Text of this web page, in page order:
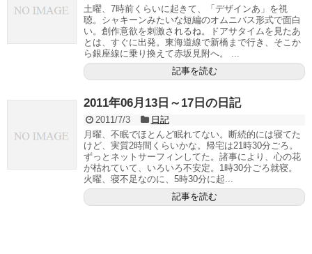
土曜、7時前くらいに起きて、「デザインあ」を視
聴。シャキーンみたいな短編のオムニバス形式で面白
い。創作意欲を刺激されるね。ドアサタイムを見たあ
とは、すぐに出発。東海道線で新橋まで行き、そこか
ら銀座線に乗り換えて赤坂見附へ。 ...
記事を読む
2011年06月13日～17日の日記
2011/7/3
日記
月曜、不眠でほとんど眠れてない。断続的には寝てた
けど、実質2時間くらいかな。帰宅は21時30分ごろ。
ずっとネットサーフィンしてた。諸事により、心の花
が枯れていて、いろいろ不安定。1時30分ごろ就寝。
火曜、寝不足なのに、5時30分に起...
記事を読む